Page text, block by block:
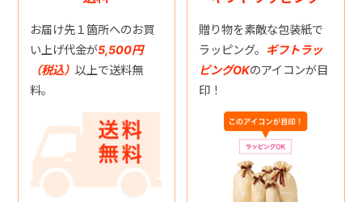
お届け先１箇所へのお買
い上げ代金が5,500円
（税込） 以上で送料無
料。
贈り物を素敵な包装紙で
ラッピング。 ギフトラッ
ピングOKのアイコンが目
印！